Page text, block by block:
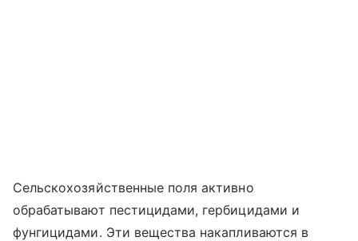
Сельскохозяйственные поля активно
обрабатывают пестицидами, гербицидами и
фунгицидами. Эти вещества накапливаются в